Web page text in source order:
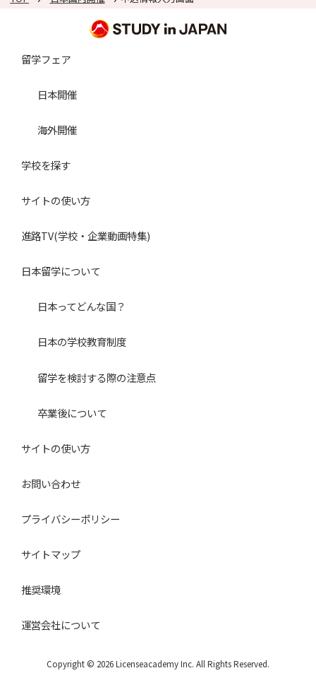
も、他の情報と容易に照合することができ、結果的に利用
者個人を識別できるものも個人情報に含まれます。
２．個人情報の利用目的
個人情報の利用目的は以下の通りです。当社は、本人の同
ず、利用目的を超えて個人情報を利用することはありませ
個人情報の利用停止については、本人の申し出に基づき適
切に対処いたします。
向け各種サービスの提供
く、資料請求先教育機関への個人情報開示
（３）利用者からの請求に基づく、暮らし情報（学生寮、
（４）利用者からの請求に基づく、当社発行進路・進学資
（５）進路に関する悩み相談の受付及び回答
（６）メールマガジン、サービス、各種お知らせ等の情報
（７）記事作成等におけるモニターや取材対象者の応募受
（８）本人の承諾に基づく、取材、アンケート要請のご連
絡
供、参加申込受付及び連絡等の管理
（11）利用者がポイント交換したプレゼントを送付する
ため
問い合わせへの回答
留学フェア
日本開催
海外開催
学校を探す
サイトの使い方
進路TV(学校・企業動画特集)
日本留学について
日本ってどんな国？
日本の学校教育制度
留学を検討する際の注意点
卒業後について
サイトの使い方
お問い合わせ
プライバシーポリシー
サイトマップ
推奨環境
運営会社について
Copyright © 2026 Licenseacademy Inc. All Rights Reserved.